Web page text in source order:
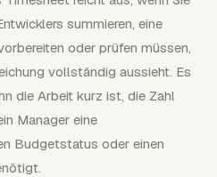
summieren, eine
oder prüfen müssen,
vollständig aussieht. Es
die Arbeit kurz ist, die Zahl
Manager eine
Budgetstatus oder einen